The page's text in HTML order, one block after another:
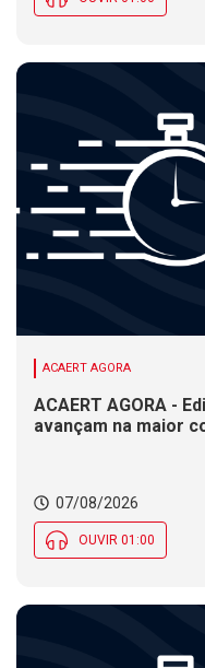
ACAERT AGORA
ACAERT AGORA -
avançam na maior
Social nesta sexta (7)
07/08/2026
OUVIR 01:00